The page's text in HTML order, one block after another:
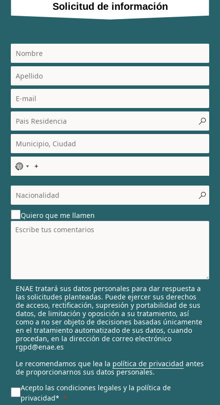
Solicitud de información
N
o
c
o
u
n
t
l
e
c
t
e
d
Quiero que me llamen
ENAE tratará sus datos personales para dar respuesta a
las solicitudes planteadas. Puede ejercer sus derechos
de acceso, rectificación, supresión y portabilidad de sus
datos, de limitación y oposición a su tratamiento, así
como a no ser objeto de decisiones basadas únicamente
en el tratamiento automatizado de sus datos, cuando
procedan, en la dirección de correo electrónico
rgpd@enae.es
Le recomendamos que lea la política de privacidad antes
de proporcionarnos sus datos personales.
Acepto las condiciones legales y la política de
privacidad*